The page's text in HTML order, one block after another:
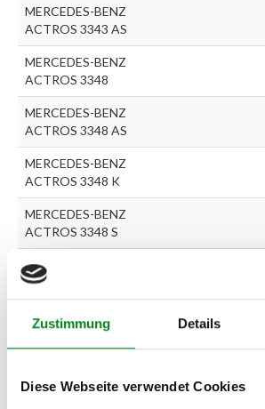
Zustimmung Details
Diese Webseite verwendet Cookies
MERCEDES-BENZ
ACTROS 3343 AS
MERCEDES-BENZ
ACTROS 3348
MERCEDES-BENZ
ACTROS 3348 AS
MERCEDES-BENZ
ACTROS 3348 K
MERCEDES-BENZ
ACTROS 3348 S
MERCEDES-BENZ NG
2536 AK
MERCEDES-BENZ T1/TN
408 D (611.367, 611.368)
ACTROS 3343 AS Truck